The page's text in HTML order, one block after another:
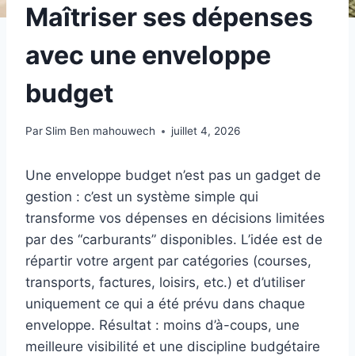
Maîtriser ses dépenses
avec une enveloppe
budget
Par Slim Ben mahouwech juillet 4, 2026
Une enveloppe budget n’est pas un gadget de
gestion : c’est un système simple qui
transforme vos dépenses en décisions limitées
par des “carburants” disponibles. L’idée est de
répartir votre argent par catégories (courses,
transports, factures, loisirs, etc.) et d’utiliser
uniquement ce qui a été prévu dans chaque
enveloppe. Résultat : moins d’à-coups, une
meilleure visibilité et une discipline budgétaire